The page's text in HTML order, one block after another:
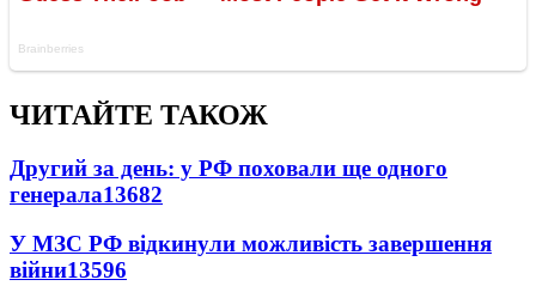
ЧИТАЙТЕ ТАКОЖ
Другий за день: у РФ поховали ще одного
генерала13682
У МЗС РФ відкинули можливість завершення
війни13596